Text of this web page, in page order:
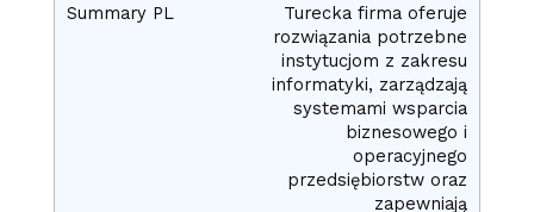
Turecka firma oferuje
rozwiązania potrzebne
instytucjom z zakresu
informatyki, zarządzają
systemami wsparcia
biznesowego i
operacyjnego
przedsiębiorstw oraz
zapewniają